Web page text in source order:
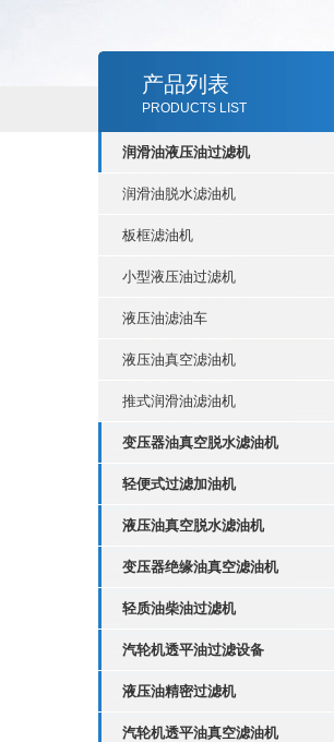
产品列表
PRODUCTS LIST
润滑油液压油过滤机
润滑油脱水滤油机
板框滤油机
小型液压油过滤机
液压油滤油车
液压油真空滤油机
推式润滑油滤油机
变压器油真空脱水滤油机
轻便式过滤加油机
液压油真空脱水滤油机
变压器绝缘油真空滤油机
轻质油柴油过滤机
汽轮机透平油过滤设备
液压油精密过滤机
汽轮机透平油真空滤油机